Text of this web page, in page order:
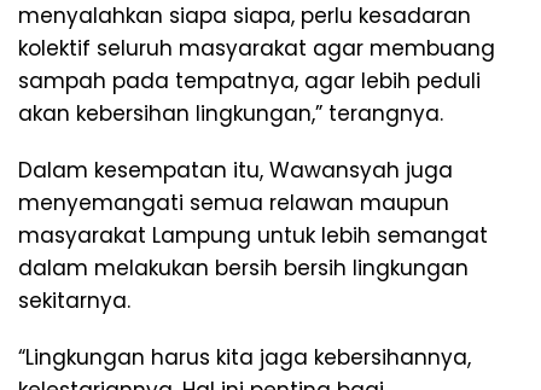
menyalahkan siapa siapa, perlu kesadaran
kolektif seluruh masyarakat agar membuang
sampah pada tempatnya, agar lebih peduli
akan kebersihan lingkungan,” terangnya.
Dalam kesempatan itu, Wawansyah juga
menyemangati semua relawan maupun
masyarakat Lampung untuk lebih semangat
dalam melakukan bersih bersih lingkungan
sekitarnya.
“Lingkungan harus kita jaga kebersihannya,